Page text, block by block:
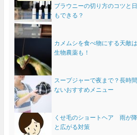
ブラウニーの切り方のコツと
もできる？
カメムシを食べ物にする天敵
生物農薬も！
スープジャーで夜まで？長時
ないおすすめメニュー
くせ毛のショートヘア 雨が
と広がる対策